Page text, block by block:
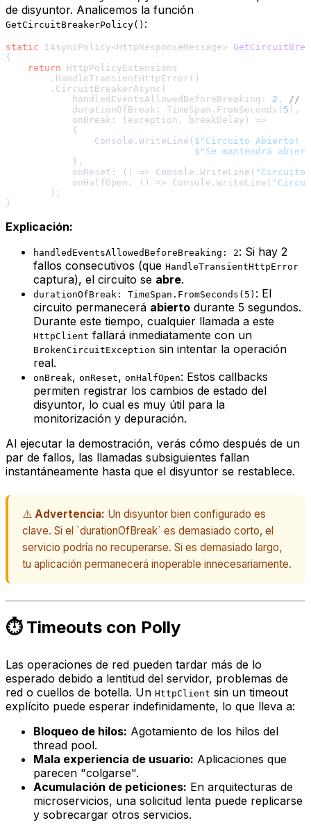
de disyuntor. Analicemos la función
GetCircuitBreakerPolicy() :
static IAsyncPolicy<HttpResponseMessage>
{
return HttpPolicyExtensions
        .HandleTransientHttpError()
        .CircuitBreakerAsync(
            handledEventsAllowedBeforeBreaking:
2 ,
//
            durationOfBreak: TimeSpan.FromSeconds(
5 ),
            onBreak: (exception, breakDelay) =>
            {
                Console.WriteLine(
$"Circuito Abierto!
$"Se mantendrá
            },
            onReset: () => Console.WriteLine(
"Circuito
            onHalfOpen: () => Console.WriteLine(
        );
Explicación:
handledEventsAllowedBeforeBreaking: 2: Si hay 2
fallos consecutivos (que HandleTransientHttpError
captura), el circuito se abre.
durationOfBreak: TimeSpan.FromSeconds(5) : El
circuito permanecerá abierto durante 5 segundos.
Durante este tiempo, cualquier llamada a este
HttpClient fallará inmediatamente con un
BrokenCircuitException sin intentar la operación
real.
onBreak, onReset, onHalfOpen: Estos callbacks
permiten registrar los cambios de estado del
disyuntor, lo cual es muy útil para la
monitorización y depuración.
Al ejecutar la demostración, verás cómo después de un
par de fallos, las llamadas subsiguientes fallan
instantáneamente hasta que el disyuntor se restablece.
⚠️ Advertencia: Un disyuntor bien configurado es
clave. Si el `durationOfBreak` es demasiado corto, el
servicio podría no recuperarse. Si es demasiado largo,
tu aplicación permanecerá inoperable innecesariamente.
⏱️ Timeouts con Polly
Las operaciones de red pueden tardar más de lo
esperado debido a lentitud del servidor, problemas de
red o cuellos de botella. Un HttpClient sin un timeout
explícito puede esperar indefinidamente, lo que lleva a:
Bloqueo de hilos: Agotamiento de los hilos del
thread pool.
Mala experiencia de usuario: Aplicaciones que
parecen "colgarse".
Acumulación de peticiones: En arquitecturas de
microservicios, una solicitud lenta puede replicarse
y sobrecargar otros servicios.